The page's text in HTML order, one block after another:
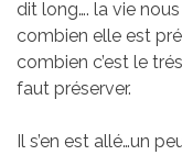
dit long…. la vie
combien elle est
combien c’est le
faut préserver.
Il s’en est allé…un